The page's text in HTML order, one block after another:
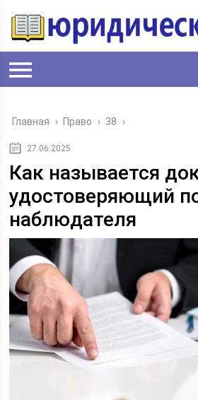
Главная › Право › 38 ›
27.06.2025
Как называется
удостоверяющий
наблюдателя